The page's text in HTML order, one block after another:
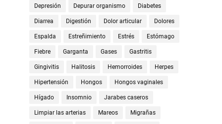
Depresión Depurar organismo Diabetes
Diarrea Digestión Dolor articular Dolores
Espalda Estreñimiento Estrés Estómago
Fiebre Garganta Gases Gastritis
Gingivitis Halitosis Hemorroides Herpes
Hipertensión Hongos Hongos vaginales
Hígado Insomnio Jarabes caseros
Limpiar las arterias Mareos Migrañas